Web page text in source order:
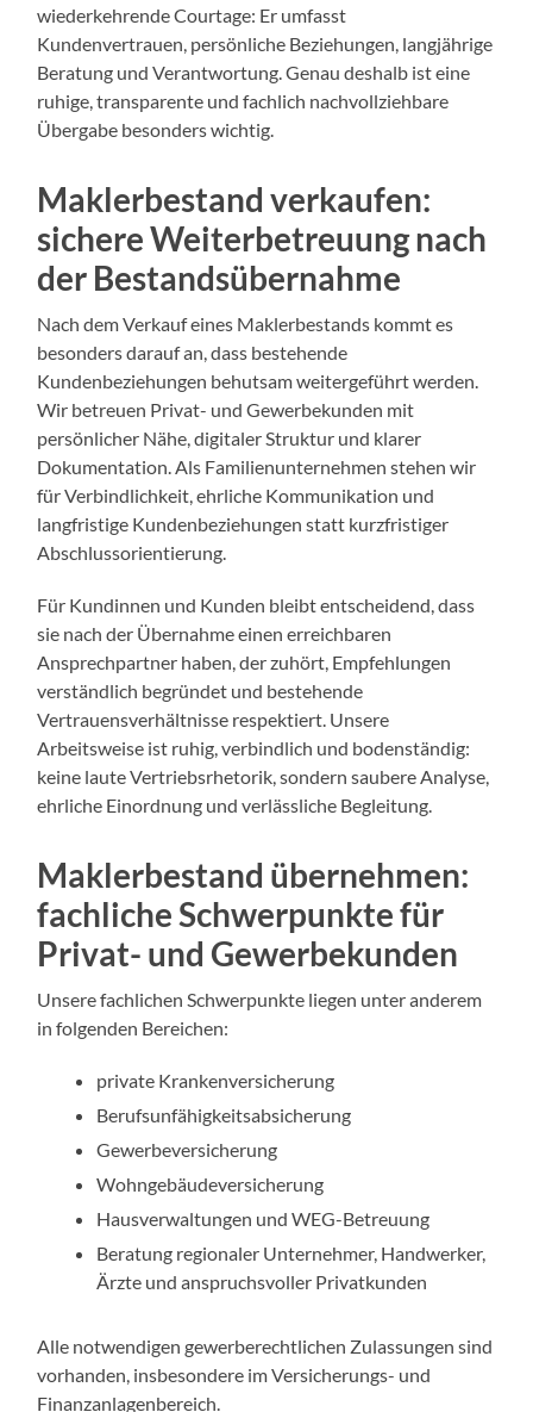
wiederkehrende Courtage: Er umfasst
Kundenvertrauen, persönliche Beziehungen, langjährige
Beratung und Verantwortung. Genau deshalb ist eine
ruhige, transparente und fachlich nachvollziehbare
Übergabe besonders wichtig.
Maklerbestand verkaufen:
sichere Weiterbetreuung nach
der Bestandsübernahme
Nach dem Verkauf eines Maklerbestands kommt es
besonders darauf an, dass bestehende
Kundenbeziehungen behutsam weitergeführt werden.
Wir betreuen Privat- und Gewerbekunden mit
persönlicher Nähe, digitaler Struktur und klarer
Dokumentation. Als Familienunternehmen stehen wir
für Verbindlichkeit, ehrliche Kommunikation und
langfristige Kundenbeziehungen statt kurzfristiger
Abschlussorientierung.
Für Kundinnen und Kunden bleibt entscheidend, dass
sie nach der Übernahme einen erreichbaren
Ansprechpartner haben, der zuhört, Empfehlungen
verständlich begründet und bestehende
Vertrauensverhältnisse respektiert. Unsere
Arbeitsweise ist ruhig, verbindlich und bodenständig:
keine laute Vertriebsrhetorik, sondern saubere Analyse,
ehrliche Einordnung und verlässliche Begleitung.
Maklerbestand übernehmen:
fachliche Schwerpunkte für
Privat- und Gewerbekunden
Unsere fachlichen Schwerpunkte liegen unter anderem
in folgenden Bereichen:
private Krankenversicherung
Berufsunfähigkeitsabsicherung
Gewerbeversicherung
Wohngebäudeversicherung
Hausverwaltungen und WEG-Betreuung
Beratung regionaler Unternehmer, Handwerker,
Ärzte und anspruchsvoller Privatkunden
Alle notwendigen gewerberechtlichen Zulassungen sind
vorhanden, insbesondere im Versicherungs- und
Finanzanlagenbereich.